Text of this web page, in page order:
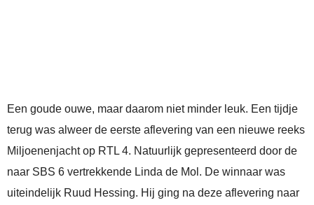
Een goude ouwe, maar daarom niet minder leuk. Een tijdje
terug was alweer de eerste aflevering van een nieuwe reeks
Miljoenenjacht op RTL 4. Natuurlijk gepresenteerd door de
naar SBS 6 vertrekkende Linda de Mol. De winnaar was
uiteindelijk Ruud Hessing. Hij ging na deze aflevering naar